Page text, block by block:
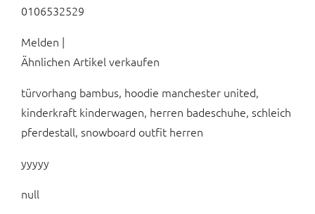
0106532529
Melden |
Ähnlichen Artikel verkaufen
türvorhang bambus, hoodie manchester united,
kinderkraft kinderwagen, herren badeschuhe, schleich
pferdestall, snowboard outfit herren
yyyyy
null